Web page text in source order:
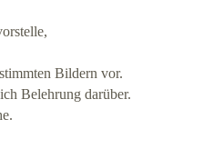
Bildern vor.
Belehrung darüber.